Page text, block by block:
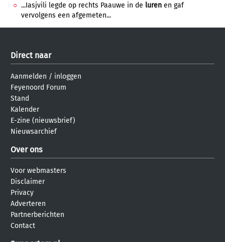
...Iasjvili legde op rechts Paauwe in de luren en gaf
vervolgens een afgemeten...
Direct naar
Aanmelden / inloggen
Feyenoord Forum
Stand
Kalender
E-zine (nieuwsbrief)
Nieuwsarchief
Over ons
Voor webmasters
Disclaimer
Privacy
Adverteren
Partnerberichten
Contact